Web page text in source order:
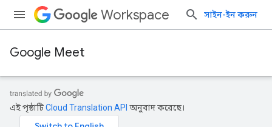
Workspace সাইন-ইন করুন
Google Meet
এই পৃষ্ঠাটিCloud Translation API অনুবাদ করেছে।